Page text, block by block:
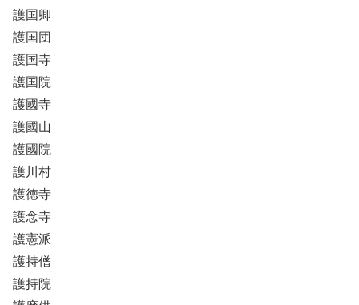
護国卿
護国団
護国寺
護国院
護國寺
護國山
護國院
護川村
護徳寺
護念寺
護憲派
護持僧
護持院